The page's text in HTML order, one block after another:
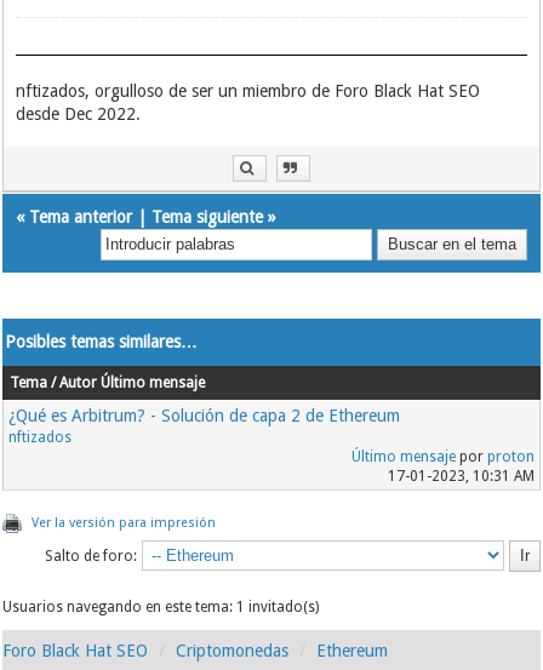
nftizados, orgulloso de ser un miembro de Foro Black Hat SEO
desde Dec 2022.
« Tema anterior| Tema siguiente»
Posibles temas similares…
Tema / Autor Último mensaje
¿Qué es Arbitrum? - Solución de capa 2 de Ethereum
nftizados
Último mensajepor proton
17-01-2023, 10:31 AM
Ver la versión para impresión
Salto de foro:
Usuarios navegando en este tema: 1 invitado(s)
Foro Black Hat SEO Criptomonedas Ethereum